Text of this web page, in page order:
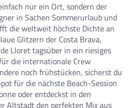
nur ein Ort, sondern der
in Sachen Sommerurlaub und
die weltweit höchste Dichte an
Glitzern der Costa Brava,
Lloret tagsüber in ein riesiges
die internationale Crew
noch frühstücken, sicherst du
für die nächste Beach-Session
oder entdeckst in den
Altstadt den perfekten Mix aus